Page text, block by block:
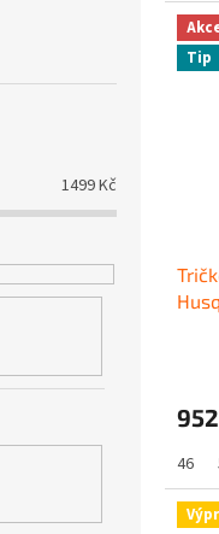
1499Kč
Tip
46